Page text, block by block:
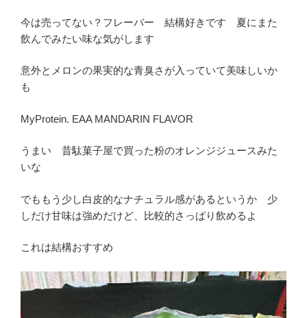
今は売ってない？フレーバー 結構好きです 夏にまた
飲んでみたい味な気がします
意外とメロンの果実的な青臭さが入っていて美味しいか
も
MyProtein. EAA MANDARIN FLAVOR
うまい 昔駄菓子屋で買った粉のオレンジジュースみた
いな
でももう少し白皮的なナチュラル感があるというか 少
しだけ甘味は強めだけど、比較的さっぱり飲めるよ
これは結構おすすめ